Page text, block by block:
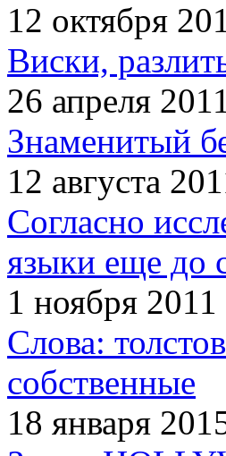
12 октября
Виски,
26 апреля 2011
Знаменитый
12 августа
Согласно
языки еще до
1 ноября 2011
Слова:
собственные
18 января